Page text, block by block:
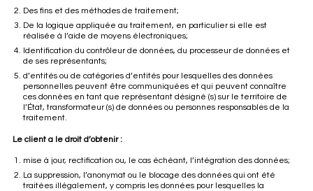
Des fins et des méthodes de traitement;
De la logique appliquée au traitement, en particulier si elle est
réalisée à l’aide de moyens électroniques;
Identification du contrôleur de données, du processeur de données et
de ses représentants;
d’entités ou de catégories d’entités pour lesquelles des données
personnelles peuvent être communiquées et qui peuvent connaître
ces données en tant que représentant désigné (s) sur le territoire de
l’État, transformateur (s) de données ou personnes responsables de la
traitement.
Le client a le droit d’obtenir :
mise à jour, rectification ou, le cas échéant, l’intégration des données;
La suppression, l’anonymat ou le blocage des données qui ont été
traitées illégalement, y compris les données pour lesquelles la